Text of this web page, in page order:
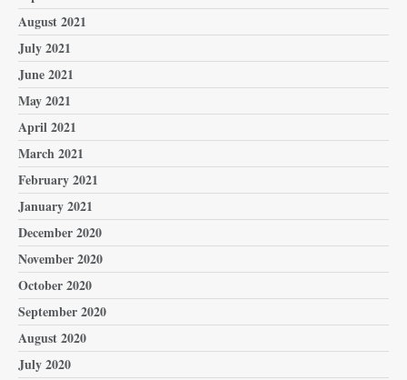
August 2021
July 2021
June 2021
May 2021
April 2021
March 2021
February 2021
January 2021
December 2020
November 2020
October 2020
September 2020
August 2020
July 2020